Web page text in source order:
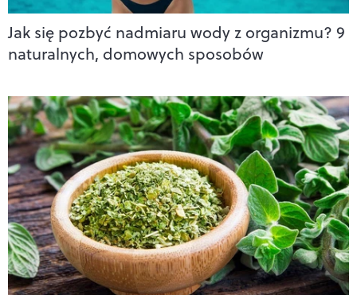
Jak się pozbyć nadmiaru wody z organizmu? 9
naturalnych, domowych sposobów